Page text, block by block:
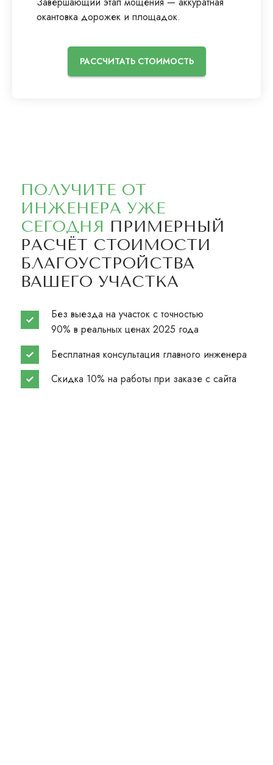
окантовка дорожек и площадок.
РАССЧИТАТЬ СТОИМОСТЬ
ПОЛУЧИТЕ ОТ
ИНЖЕНЕРА УЖЕ
СЕГОДНЯ ПРИМЕРНЫЙ
РАСЧЁТ СТОИМОСТИ
БЛАГОУСТРОЙСТВА
ВАШЕГО УЧАСТКА
Без выезда на участок с точностью
90% в реальных ценах 2025 года
Бесплатная консультация главного инженера
Скидка 10% на работы при заказе с сайта